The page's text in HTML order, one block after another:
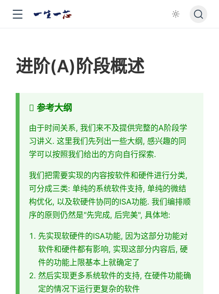
进阶(A)阶段概述
参考大纲
由于时间关系, 我们来不及提供完整的A阶段学
习讲义. 这里我们先列出一些大纲, 感兴趣的同
学可以按照我们给出的方向自行探索.
我们把需要实现的内容按软件和硬件进行分类,
可分成三类: 单纯的系统软件支持, 单纯的微结
构优化, 以及软硬件协同的ISA功能. 我们编排顺
序的原则仍然是"先完成, 后完美", 具体地:
先实现软硬件的ISA功能, 因为这部分功能对
软件和硬件都有影响, 实现这部分内容后, 硬
件的功能上限基本上就确定了
然后实现更多系统软件的支持, 在硬件功能确
定的情况下运行更复杂的软件